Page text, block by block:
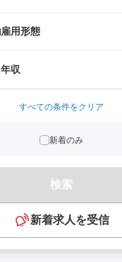
雇用形態
年収
すべての条件をクリア
新着のみ
検索
新着求人を受信